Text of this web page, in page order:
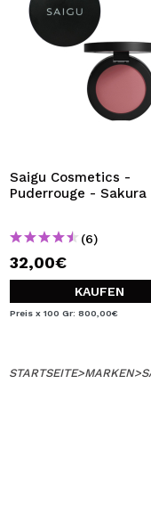
Saigu Cosmetics -
Puderrouge - Sakura
(6)
32,00€
KAUFEN
Preis x 100 Gr: 800,00€
STARTSEITE>MARKEN>